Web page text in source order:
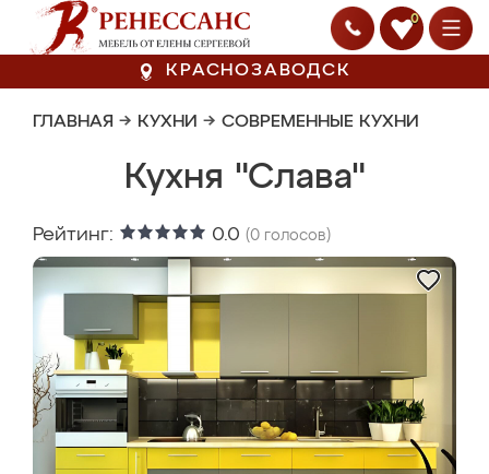
0
КРАСНОЗАВОДСК
ГЛАВНАЯ → КУХНИ → СОВРЕМЕННЫЕ КУХНИ
Кухня "Слава"
Рейтинг: 0.0 (0 голосов)